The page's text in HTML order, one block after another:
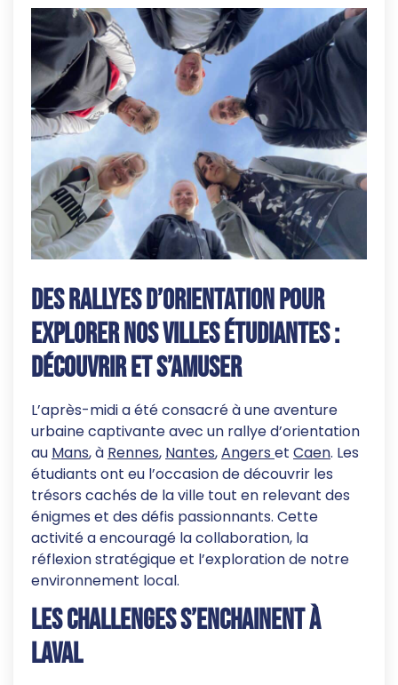
Des rallyes d’orientation pour
explorer nos villes étudiantes :
découvrir et s’amuser
L’après-midi a été consacré à une aventure
urbaine captivante avec un rallye d’orientation
au Mans, à Rennes, Nantes,Angers et Caen. Les
étudiants ont eu l’occasion de découvrir les
trésors cachés de la ville tout en relevant des
énigmes et des défis passionnants. Cette
activité a encouragé la collaboration, la
réflexion stratégique et l’exploration de notre
environnement local.
Les challenges s’enchainent à
Laval